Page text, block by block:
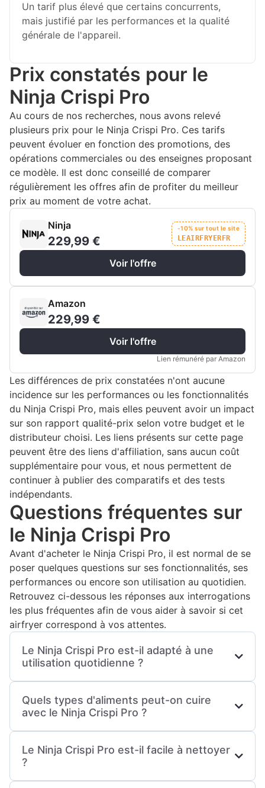
Un tarif plus élevé que certains concurrents,
mais justifié par les performances et la qualité
générale de l'appareil.
Prix constatés pour le
Ninja Crispi Pro
Au cours de nos recherches, nous avons relevé
plusieurs prix pour le Ninja Crispi Pro. Ces tarifs
peuvent évoluer en fonction des promotions, des
opérations commerciales ou des enseignes proposant
ce modèle. Il est donc conseillé de comparer
régulièrement les offres afin de profiter du meilleur
prix au moment de votre achat.
Ninja
229,99 €
-10% sur tout le site
LEAIRFRYERFR
Voir l'offre
Amazon
229,99 €
Voir l'offre
Lien rémunéré par Amazon
Les différences de prix constatées n'ont aucune
incidence sur les performances ou les fonctionnalités
du Ninja Crispi Pro, mais elles peuvent avoir un impact
sur son rapport qualité-prix selon votre budget et le
distributeur choisi. Les liens présents sur cette page
peuvent être des liens d'affiliation, sans aucun coût
supplémentaire pour vous, et nous permettent de
continuer à publier des comparatifs et des tests
indépendants.
Questions fréquentes sur
le Ninja Crispi Pro
Avant d'acheter le Ninja Crispi Pro, il est normal de se
poser quelques questions sur ses fonctionnalités, ses
performances ou encore son utilisation au quotidien.
Retrouvez ci-dessous les réponses aux interrogations
les plus fréquentes afin de vous aider à savoir si cet
airfryer correspond à vos attentes.
Le Ninja Crispi Pro est-il adapté à une
utilisation quotidienne ?
régulier. Sa prise en main intuitive, ses différents
programmes de cuisson et sa rapidité
d'exécution en font un appareil pratique pour
préparer les repas de tous les jours.
Quels types d'aliments peut-on cuire
avec le Ninja Crispi Pro ?
grande variété d'aliments comme des frites, des
légumes, des viandes, du poisson, des nuggets,
des pâtisseries ou encore des plats réchauffés,
Le Ninja Crispi Pro est-il facile à nettoyer
?